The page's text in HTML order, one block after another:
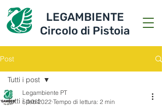
LEGAMBIENTE
Circolo di Pistoia
Post
Tutti i post
Tutti i post
Legambiente PT
5 feb 2022 Tempo di lettura: 2 min